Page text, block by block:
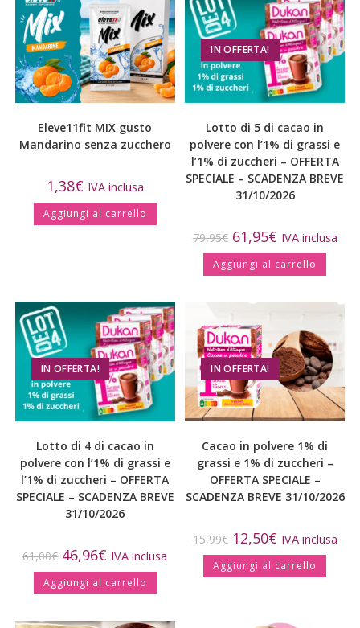
Eleve11fit MIX gusto
Mandarino senza zucchero
1,38€ IVA inclusa
Aggiungi al carrello
IN OFFERTA!
Lotto di 5 di cacao in
polvere con l’1% di grassi e
l’1% di zuccheri – OFFERTA
SPECIALE – SCADENZA BREVE
31/10/2026
79,95€ 61,95€ IVA inclusa
Aggiungi al carrello
IN OFFERTA!
Lotto di 4 di cacao in
polvere con l’1% di grassi e
l’1% di zuccheri – OFFERTA
SPECIALE – SCADENZA BREVE
31/10/2026
61,00€ 46,96€ IVA inclusa
Aggiungi al carrello
IN OFFERTA!
Cacao in polvere 1% di
grassi e 1% di zuccheri –
OFFERTA SPECIALE –
SCADENZA BREVE 31/10/2026
15,99€ 12,50€ IVA inclusa
Aggiungi al carrello